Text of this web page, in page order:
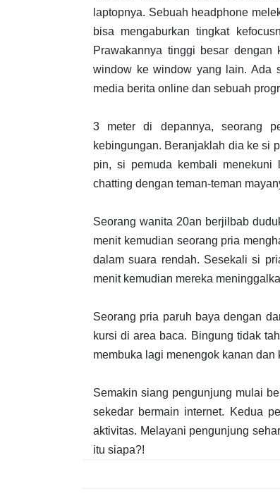
laptopnya. Sebuah headphone
bisa mengaburkan tingkat
Prawakannya tinggi besar
window ke window yang lain. Ada
media berita online dan sebuah
3 meter di depannya, seorang
kebingungan. Beranjaklah dia ke si
pin, si pemuda kembali menekuni
chatting dengan teman-teman
Seorang wanita 20an berjilbab
menit kemudian seorang pria
dalam suara rendah. Sesekali si
menit kemudian mereka
Seorang pria paruh baya dengan
kursi di area baca. Bingung tidak
membuka lagi menengok kanan
Semakin siang pengunjung mulai
sekedar bermain internet. Kedua
aktivitas. Melayani pengunjung
itu siapa?!